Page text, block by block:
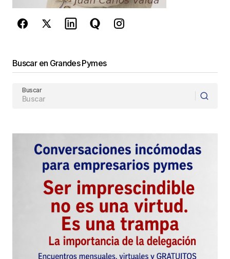
Enviar Comentario
Buscar en Grandes Pymes
Buscar